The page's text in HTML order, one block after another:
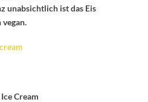
unabsichtlich ist das Eis
Cream